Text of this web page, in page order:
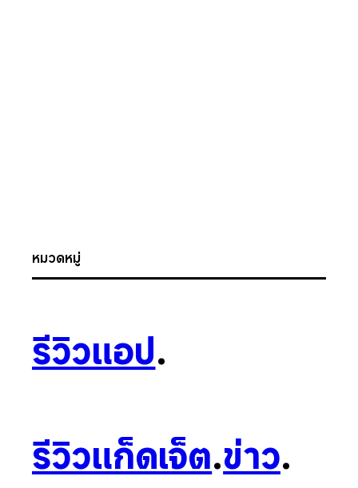
หมวดหมู่
รีวิวแอป.
รีวิวแก็ดเจ็ต.ข่าว.